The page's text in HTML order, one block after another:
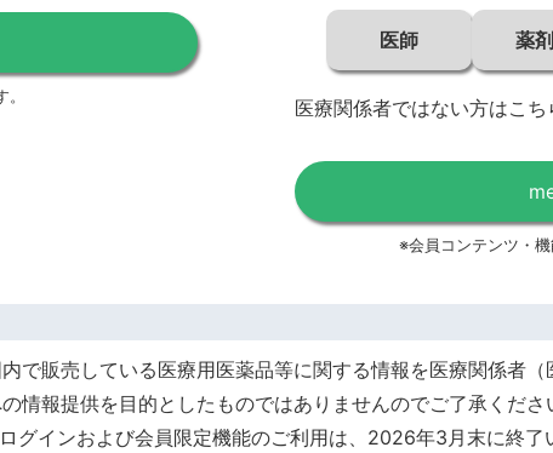
医師 薬
医療関係者ではない方はこち
※会員コンテンツ・
で販売している医療用医薬品等に関する情報を医療関係者
情報提供を目的としたものではありませんのでご了承くださ
インおよび会員限定機能のご利用は、2026年3月末に終了